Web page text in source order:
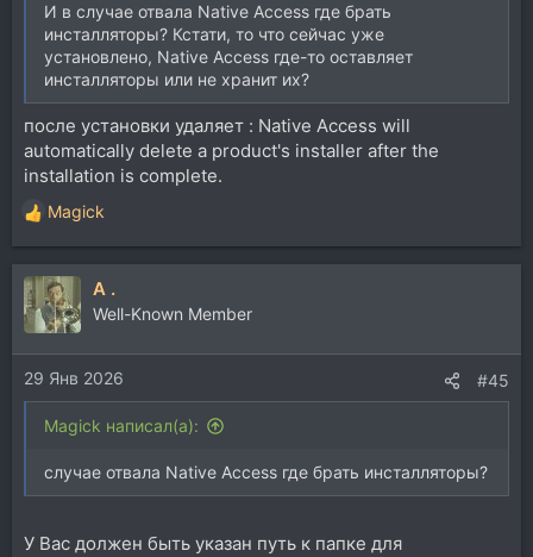
И в случае отвала Native Access где брать
инсталляторы? Кстати, то что сейчас уже
установлено, Native Access где-то оставляет
инсталляторы или не хранит их?
после установки удаляет : Native Access will
automatically delete a product's installer after the
installation is complete.
Р
е
а
к
ц
и
и
:
Magick
A .
Well-Known Member
29 Янв 2026 #45
Magick написал(а):
случае отвала Native Access где брать инсталляторы?
У Вас должен быть указан путь к папке для